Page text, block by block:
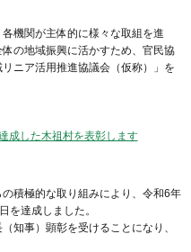
機関が主体的に様々な取組を進
の地域振興に活かすため、官民協
ニア活用推進協議会（仮称）」を
成した木祖村を表彰します
積極的な取り組みにより、令和6年
を達成しました。
知事）顕彰を受けることになり、